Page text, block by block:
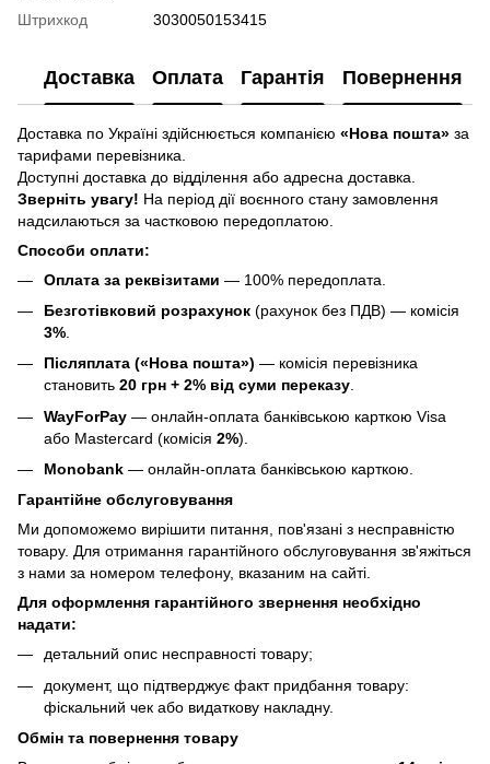
Штрихкод 3030050153415
Доставка Оплата Гарантія Повернення
Доставка по Україні здійснюється компанією «Нова пошта» за
тарифами перевізника.
Доступні доставка до відділення або адресна доставка.
Зверніть увагу! На період дії воєнного стану замовлення
надсилаються за частковою передоплатою.
Способи оплати:
Оплата за реквізитами — 100% передоплата.
Безготівковий розрахунок (рахунок без ПДВ) — комісія
3%
Післяплата («Нова пошта») — комісія перевізника
становить 20 грн + 2% від суми переказу.
WayForPay — онлайн-оплата банківською карткою Visa
або Mastercard (комісія 2%).
Monobank — онлайн-оплата банківською карткою.
Гарантійне обслуговування
Ми допоможемо вирішити питання, пов'язані з несправністю
товару. Для отримання гарантійного обслуговування зв'яжіться
з нами за номером телефону, вказаним на сайті.
Для оформлення гарантійного звернення необхідно
надати:
детальний опис несправності товару;
документ, що підтверджує факт придбання товару:
фіскальний чек або видаткову накладну.
Обмін та повернення товару